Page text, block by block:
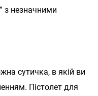
з незначними
сутичка, в якій ви
Пістолет для